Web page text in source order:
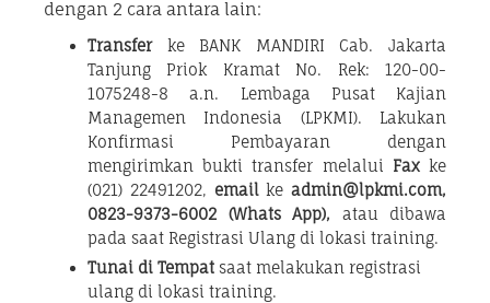
dengan 2 cara antara lain:
Transferke BANK MANDIRI Cab. Jakarta
Tanjung Priok Kramat No. Rek: 120-00-
1075248-8 a.n. Lembaga Pusat Kajian
Managemen Indonesia (LPKMI). Lakukan
Konfirmasi Pembayaran dengan
mengirimkan bukti transfer melalui Faxke
(021) 22491202, emailke admin@lpkmi.com,
0823-9373-6002 (Whats App), atau dibawa
pada saat Registrasi Ulang di lokasi training.
Tunai di Tempat saat melakukan registrasi
ulang di lokasi training.